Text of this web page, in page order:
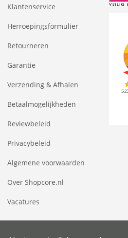
Klantenservice
Herroepingsformulier
Retourneren
Garantie
Verzending & Afhalen
Betaalmogelijkheden
Reviewbeleid
Privacybeleid
Algemene voorwaarden
Over Shopcore.nl
Vacatures